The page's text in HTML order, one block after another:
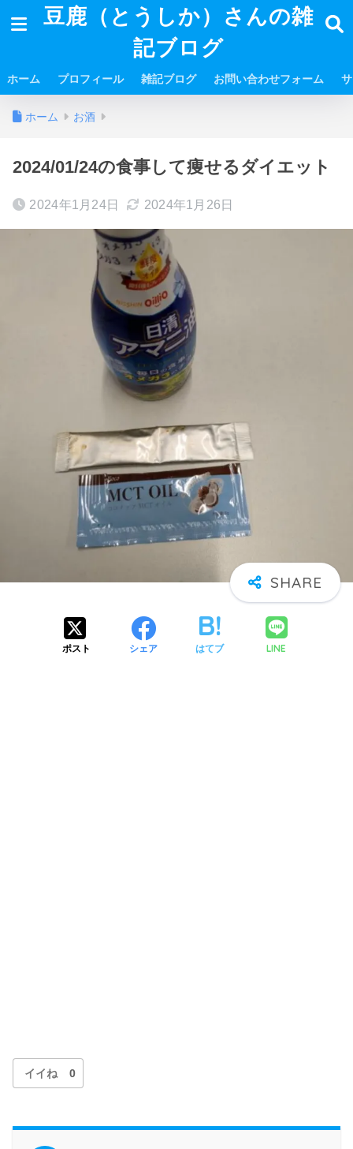
豆鹿（とうしか）さんの雑
記ブログ
ホーム プロフィール 雑記ブログ お問い合わせフォーム
ホーム お酒
2024/01/24の食事して痩せるダイエット
2024年1月24日 2024年1月26日
ポスト シェア はてブ LINE
イイね 0